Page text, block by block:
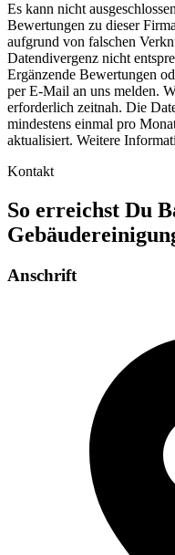
Es kann nicht
Bewertungen zu dieser
aufgrund von falschen
Datendivergenz nicht
Ergänzende Bewertungen
per E-Mail an uns melden.
erforderlich zeitnah. Die
mindestens einmal pro
aktualisiert. Weitere
Kontakt
So erreichst Du
Anschrift